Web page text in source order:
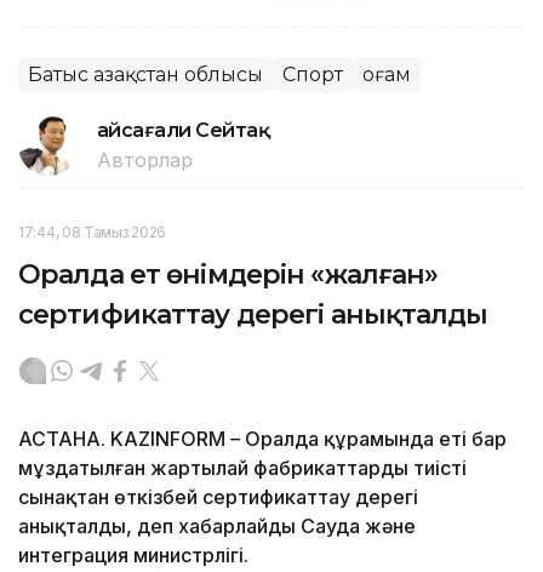
Батыс Қазақстан облысы Спорт Қоғам
Ғайсағали Сейтақ
Авторлар
17:44, 08 Тамыз 2026
Оралда ет өнімдерін «жалған»
сертификаттау дерегі анықталды
АСТАНА. KAZINFORM – Оралда құрамында еті бар
мұздатылған жартылай фабрикаттарды тиісті
сынақтан өткізбей сертификаттау дерегі
анықталды, деп хабарлайды Сауда және
интеграция министрлігі.